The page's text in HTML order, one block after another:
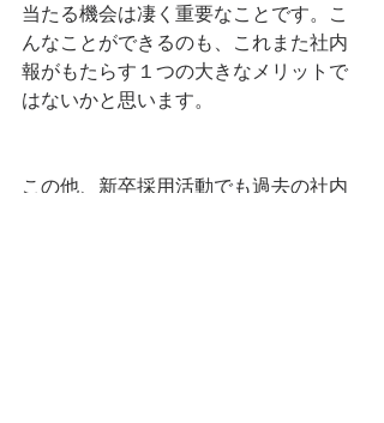
当たる機会は凄く重要なことです。こ
んなことができるのも、これまた社内
報がもたらす１つの大きなメリットで
はないかと思います。
この他、新卒採用活動でも過去の社内